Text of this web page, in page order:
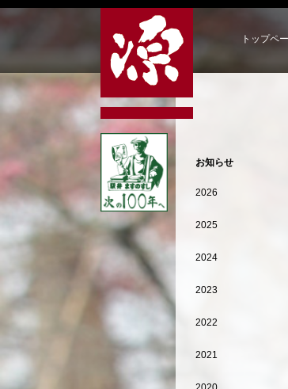
トップペ
お知らせ
2026
2025
2024
2023
2022
2021